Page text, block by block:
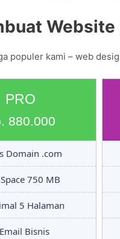
populer kami – web
PRO
880.000
Domain .com
750 MB
5 Halaman
Bisnis